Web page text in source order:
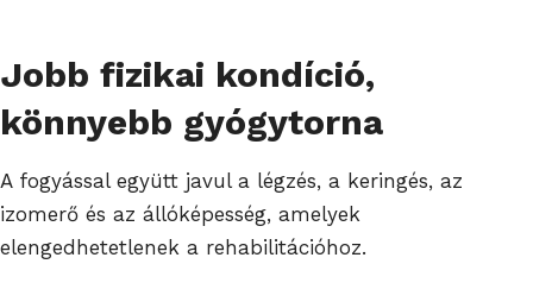
Jobb fizikai kondíció,
könnyebb gyógytorna
A fogyással együtt javul a légzés, a keringés, az
izomerő és az állóképesség, amelyek
elengedhetetlenek a rehabilitációhoz.